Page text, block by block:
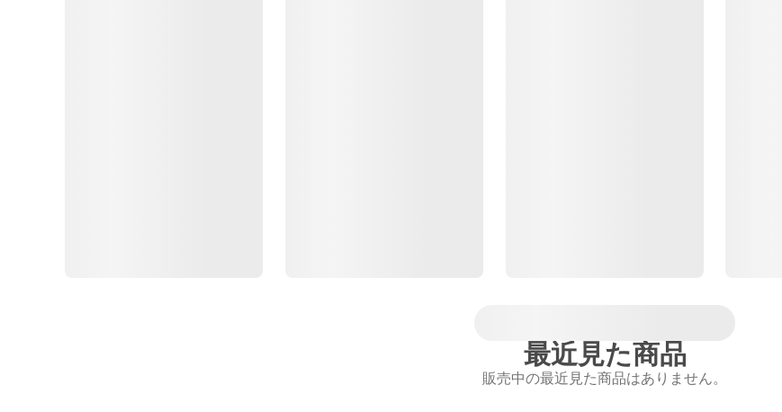
最近見た商品
販売中の最近見た商品はありません。